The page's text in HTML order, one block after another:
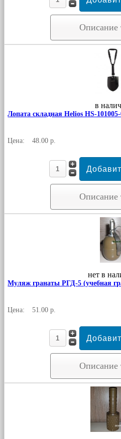
Описание
в
Лопата складная Helios HS-
Цена: 48.00 р.
Описание
нет в
Муляж гранаты РГД-5 (учебная
Цена: 51.00 р.
Описание